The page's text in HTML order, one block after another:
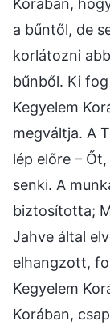
a bűntől, de
korlátozni
bűnből. Ki
Kegyelem
megváltja. A
lép előre –
senki. A
biztosította;
Jahve által
elhangzott,
Kegyelem
Korában,